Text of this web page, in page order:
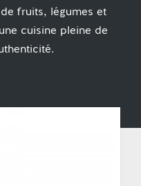
fruits, légumes et
cuisine pleine de